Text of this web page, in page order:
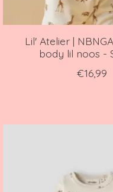
Lil' Atelier |
body lil noos -
€16,99